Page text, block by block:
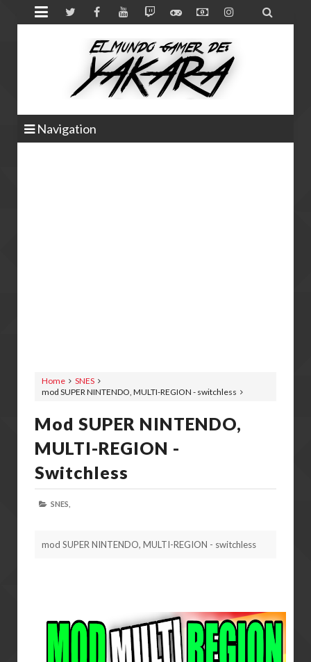
 
Navigation
Home
SNES
mod SUPER NINTENDO, MULTI-REGION - switchless
Mod SUPER NINTENDO,
MULTI-REGION -
Switchless
SNES,
mod SUPER NINTENDO, MULTI-REGION - switchless